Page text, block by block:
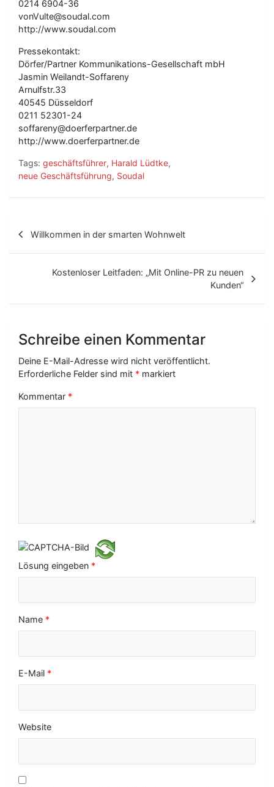
0214 6904-36
vonVulte@soudal.com
http://www.soudal.com
Pressekontakt:
Dörfer/Partner Kommunikations-Gesellschaft mbH
Jasmin Weilandt-Soffareny
Arnulfstr.33
40545 Düsseldorf
0211 52301-24
soffareny@doerferpartner.de
http://www.doerferpartner.de
Tags: geschäftsführer, Harald Lüdtke,
neue Geschäftsführung, Soudal
r
g
N
o
n
Willkommen in der smarten Wohnwelt
Kostenloser Leitfaden: „Mit Online-PR zu neuen
Kunden“
Schreibe einen Kommentar
Deine E-Mail-Adresse wird nicht veröffentlicht.
Erforderliche Felder sind mit * markiert
Kommentar *
Lösung eingeben *
Name *
E-Mail *
Website